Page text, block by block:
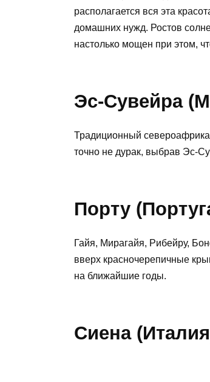
располагается вся эта
домашних нужд. Ростов
настолько мощен при этом,
Эс-Сувейра
Традиционный
точно не дурак, выбрав Эс-
Порту
Гайя, Мирагайя, Рибейру,
вверх красночерепичные
на ближайшие годы.
Сиена